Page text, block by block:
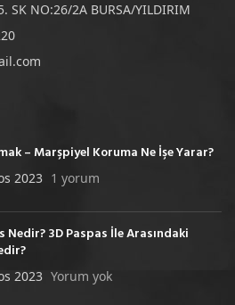
SK NO:26/2A BURSA/YILDIRIM
– Marşpiyel Koruma Ne İşe Yarar?
2023 1 yorum
Nedir? 3D Paspas İle Arasındaki
2023 Yorum yok